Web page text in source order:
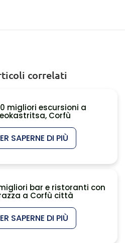
correlati
migliori escursioni a
Corfù
SAPERNE DI PIÙ
bar e ristoranti con
a Corfù città
SAPERNE DI PIÙ